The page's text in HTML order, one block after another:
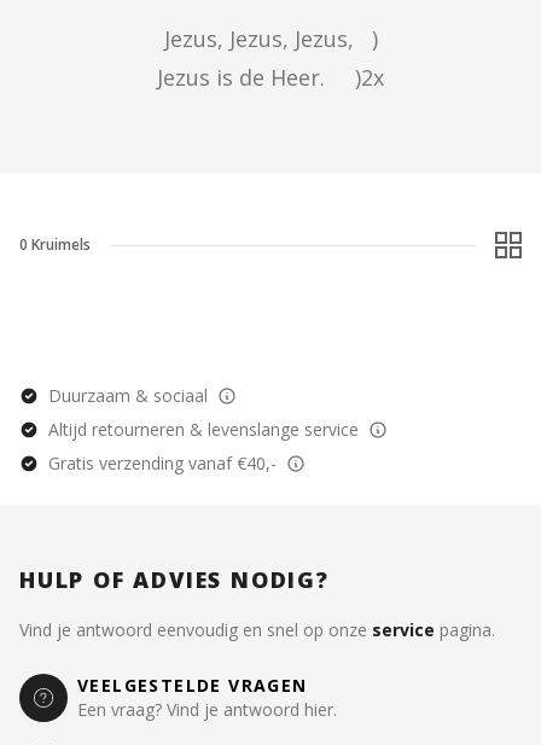
Jezus, Jezus, Jezus,   )
Jezus is de Heer.     )2x
0 Kruimels
Duurzaam & sociaal
Altijd retourneren & levenslange service
Gratis verzending vanaf €40,-
HULP OF ADVIES NODIG?
Vind je antwoord eenvoudig en snel op onze service pagina.
VEELGESTELDE VRAGEN
Een vraag? Vind je antwoord hier.